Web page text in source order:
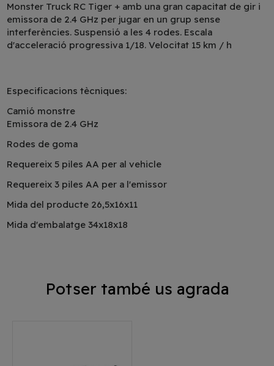
Monster Truck RC Tiger + amb una gran capacitat de gir i
emissora de 2.4 GHz per jugar en un grup sense
interferències. Suspensió a les 4 rodes. Escala
d'acceleració progressiva 1/18. Velocitat 15 km / h
Especificacions tècniques:
Camió monstre
Emissora de 2.4 GHz
Rodes de goma
Requereix 5 piles AA per al vehicle
Requereix 3 piles AA per a l'emissor
Mida del producte 26,5x16x11
Mida d'embalatge 34x18x18
Potser també us agrada